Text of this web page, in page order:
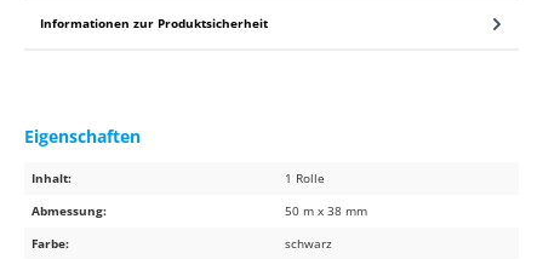
Informationen zur Produktsicherheit
Eigenschaften
Inhalt:
1 Rolle
Abmessung:
50 m x 38 mm
Farbe:
schwarz